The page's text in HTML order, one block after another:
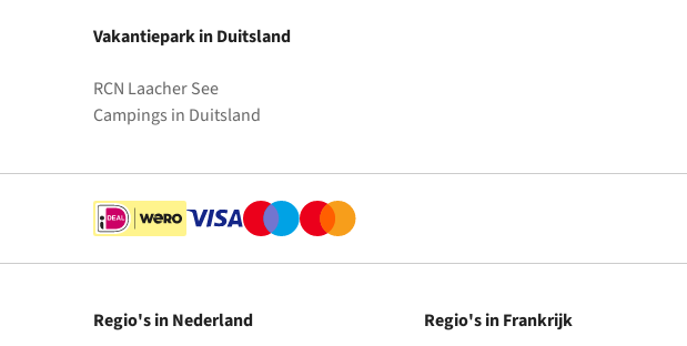
Vakantiepark in Duitsland
RCN Laacher See
Campings in Duitsland
Regio's in Nederland Regio's in Frankrijk